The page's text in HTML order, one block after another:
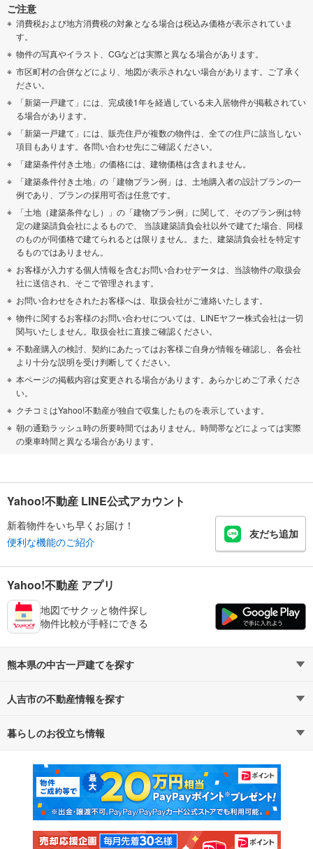
ご注意
消費税および地方消費税の対象となる場合は税込み価格が表示されていま
す。
物件の写真やイラスト、CGなどは実際と異なる場合があります。
市区町村の合併などにより、地図が表示されない場合があります。ご了承く
ださい。
「新築一戸建て」には、完成後1年を経過している未入居物件が掲載されてい
る場合があります。
「新築一戸建て」には、販売住戸が複数の物件は、全ての住戸に該当しない
項目もあります。各問い合わせ先にご確認ください。
「建築条件付き土地」の価格には、建物価格は含まれません。
「建築条件付き土地」の「建物プラン例」は、土地購入者の設計プランの一
例であり、プランの採用可否は任意です。
「土地（建築条件なし）」の「建物プラン例」に関して、そのプラン例は特
定の建築請負会社によるもので、 当該建築請負会社以外で建てた場合、同様
のものが同価格で建てられるとは限りません。また、建築請負会社を特定す
るものではありません。
お客様が入力する個人情報を含むお問い合わせデータは、当該物件の取扱会
社に送信され、そこで管理されます。
お問い合わせをされたお客様へは、取扱会社がご連絡いたします。
物件に関するお客様のお問い合わせについては、LINEヤフー株式会社は一切
関与いたしません。取扱会社に直接ご確認ください。
不動産購入の検討、契約にあたってはお客様ご自身が情報を確認し、各会社
より十分な説明を受け判断してください。
本ページの掲載内容は変更される場合があります。あらかじめご了承くださ
い。
クチコミはYahoo!不動産が独自で収集したものを表示しています。
朝の通勤ラッシュ時の所要時間ではありません。時間帯などによっては実際
の乗車時間と異なる場合があります。
Yahoo!不動産 LINE公式アカウント
新着物件をいち早くお届け！
便利な機能のご紹介
友だち追加
Yahoo!不動産 アプリ
地図でサクッと物件探し
物件比較が手軽にできる
熊本県の中古一戸建てを探す
路線・駅から探す
通勤・通学時間から探す
人吉市の不動産情報を探す
不動産・住宅
新築マンション 中古マンション
新築一戸建て 中古一戸建て
注文住宅 土地
暮らしのお役立ち情報
マンションカタログ 教えて！住まいの先生